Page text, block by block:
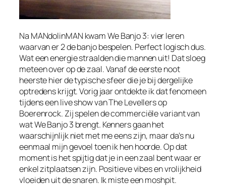
Na MANdolinMAN kwam We Banjo 3: vier Ieren
waarvan er 2 de banjo bespelen. Perfect logisch dus.
Wat een energie straalden die mannen uit! Dat sloeg
meteen over op de zaal. Vanaf de eerste noot
heerste hier de typische sfeer die je bij dergelijke
optredens krijgt. Vorig jaar ontdekte ik dat fenomeen
tijdens een live show van The Levellers op
Boerenrock. Zij spelen de commerciële variant van
wat We Banjo 3 brengt. Kenners gaan het
waarschijnlijk niet met me eens zijn, maar da’s nu
eenmaal mijn gevoel toen ik hen hoorde. Op dat
moment is het spijtig dat je in een zaal bent waar er
enkel zitplaatsen zijn. Positieve vibes en vrolijkheid
vloeiden uit de snaren. Ik miste een moshpit.